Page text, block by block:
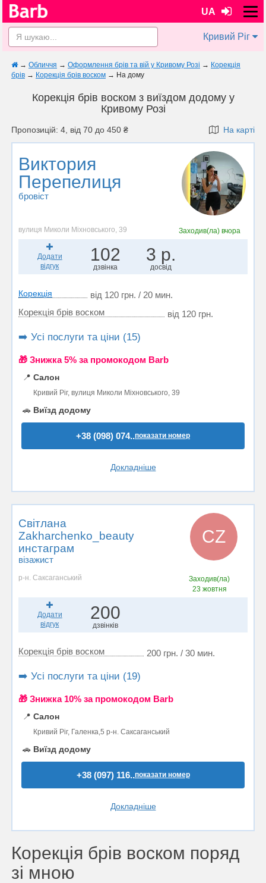
UA
Кривий Ріг
→ Обличчя → Оформлення брів та вій у Кривому Розі → Корекція
брів → Корекція брів воском → На дому
Корекція брів воском з виїздом додому у
Кривому Розі
Пропозицій: 4, від 70 до 450 ₴ На карті
Виктория
Перепелиця
бровіст
вулиця Миколи Міхновського, 39 Заходив(ла) вчора
Додати
відгук
102
дзвінка
3 р.
досвід
Корекція
від 120 грн. / 20 мин.
Корекція брів воском
від 120 грн.
➡️ Усі послуги та ціни (15)
🎁 Знижка 5% за промокодом Barb
📍 Салон
Кривий Ріг, вулиця Миколи Міхновського, 39
🚗 Виїзд додому
+38 (098) 074..показати номер
Докладніше
Світлана
Zakharchenko_beauty
инстаграм
візажист
СZ
р-н. Саксаганський
Заходив(ла)
23 жовтня
Додати
відгук
200
дзвінків
Корекція брів воском 200 грн. / 30 мин.
➡️ Усі послуги та ціни (19)
🎁 Знижка 10% за промокодом Barb
📍 Салон
Кривий Ріг, Галенка,5 р-н. Саксаганський
🚗 Виїзд додому
+38 (097) 116..показати номер
Докладніше
Корекція брів воском поряд
зі мною